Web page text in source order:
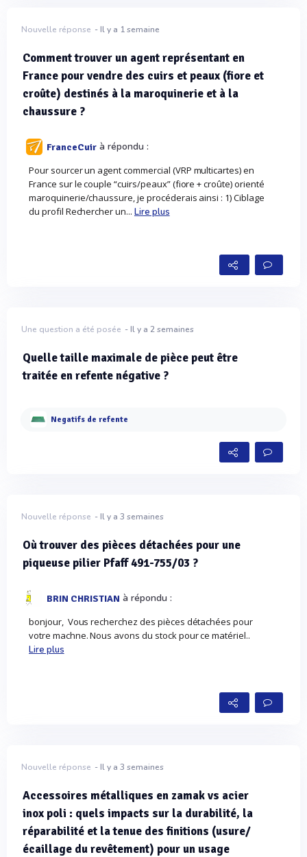
Nouvelle réponse - Il y a 1 semaine
Comment trouver un agent représentant en
France pour vendre des cuirs et peaux (fiore et
croûte) destinés à la maroquinerie et à la
chaussure ?
FranceCuir à répondu :
Pour sourcer un agent commercial (VRP multicartes) en
France sur le couple “cuirs/peaux” (fiore + croûte) orienté
maroquinerie/chaussure, je procéderais ainsi : 1) Ciblage
du profil Rechercher un... Lire plus
Une question a été posée - Il y a 2 semaines
Quelle taille maximale de pièce peut être
traitée en refente négative ?
Negatifs de refente
Nouvelle réponse - Il y a 3 semaines
Où trouver des pièces détachées pour une
piqueuse pilier Pfaff 491-755/03 ?
BRIN CHRISTIAN à répondu :
bonjour, Vous recherchez des pièces détachées pour
votre machne. Nous avons du stock pour ce matériel..
Lire plus
Nouvelle réponse - Il y a 3 semaines
Accessoires métalliques en zamak vs acier
inox poli : quels impacts sur la durabilité, la
réparabilité et la tenue des finitions (usure/
écaillage du revêtement) pour un usage